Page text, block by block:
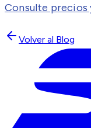
Consulte precios
Volver al Blog